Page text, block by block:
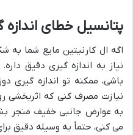
پتانسیل خطای اندازه
اگه ال کارنیتین مایع شما
نیاز به اندازه گیری دقیق
باشی، ممکنه تو اندازه گیری
نیازت مصرف کنی که اثربخشی
به عوارض جانبی خفیف منجر
می کنی، حتماً یه وسیله دقیق